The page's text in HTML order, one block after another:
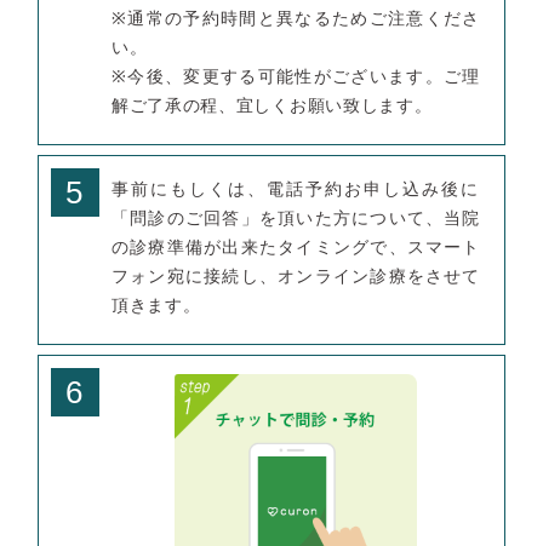
※通常の予約時間と異なるためご注意くださ
い。
※今後、変更する可能性がございます。ご理
解ご了承の程、宜しくお願い致します。
5
事前にもしくは、電話予約お申し込み後に
「問診のご回答」を頂いた方について、当院
の診療準備が出来たタイミングで、スマート
フォン宛に接続し、オンライン診療をさせて
頂きます。
6